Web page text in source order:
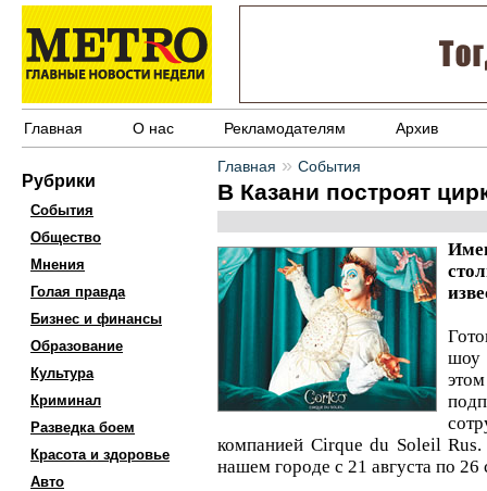
Главная О нас Рекламодателям Архив
Рубрики
События
Общество
Мнения
Голая правда
Бизнес и финансы
Образование
Культура
Криминал
Разведка боем
Красота и здоровье
Авто
Главная » События
В Казани построят
шоу
компанией Cirque du Soleil Rus.
нашем городе с 21 августа по